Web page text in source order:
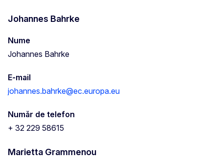
Johannes Bahrke
Nume
Johannes Bahrke
E-mail
johannes.bahrke@ec.europa.eu
Număr de telefon
+ 32 229 58615
Marietta Grammenou